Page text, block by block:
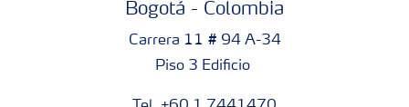
Bogotá - Colombia
Carrera 11 # 94 A-34
Piso 3 Edificio